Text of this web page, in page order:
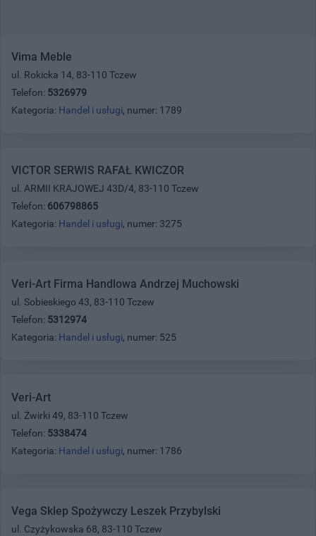
Vima Meble
ul. Rokicka 14, 83-110 Tczew
Telefon: 5326979
Kategoria: Handel i usługi, numer: 1789
VICTOR SERWIS RAFAŁ KWICZOR
ul. ARMII KRAJOWEJ 43D/4, 83-110 Tczew
Telefon: 606798865
Kategoria: Handel i usługi, numer: 3275
Veri-Art Firma Handlowa Andrzej Muchowski
ul. Sobieskiego 43, 83-110 Tczew
Telefon: 5312974
Kategoria: Handel i usługi, numer: 525
Veri-Art
ul. Żwirki 49, 83-110 Tczew
Telefon: 5338474
Kategoria: Handel i usługi, numer: 1786
Vega Sklep Spożywczy Leszek Przybylski
ul. Czyżykowska 68, 83-110 Tczew